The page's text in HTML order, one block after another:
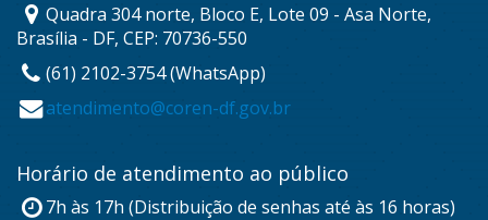
Quadra 304 norte, Bloco E, Lote 09 - Asa Norte,
Brasília - DF, CEP: 70736-550
(61) 2102-3754 (WhatsApp)
atendimento@coren-df.gov.br
Horário de atendimento ao público
7h às 17h (Distribuição de senhas até às 16 horas)